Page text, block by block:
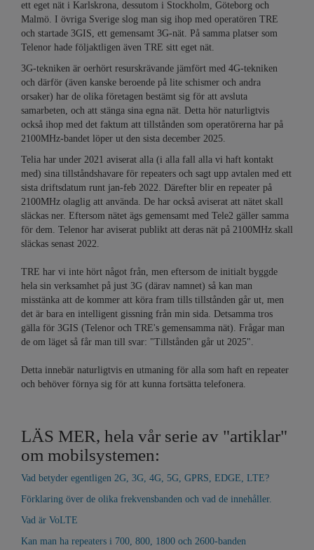
ett eget nät i Karlskrona, dessutom i Stockholm, Göteborg och
Malmö. I övriga Sverige slog man sig ihop med operatören TRE
och startade 3GIS, ett gemensamt 3G-nät. På samma platser som
Telenor hade följaktligen även TRE sitt eget nät.
3G-tekniken är oerhört resurskrävande jämfört med 4G-tekniken
och därför (även kanske beroende på lite schismer och andra
orsaker) har de olika företagen bestämt sig för att avsluta
samarbeten, och att stänga sina egna nät. Detta hör naturligtvis
också ihop med det faktum att tillstånden som operatörerna har på
2100MHz-bandet löper ut den sista december 2025.
Telia har under 2021 aviserat alla (i alla fall alla vi haft kontakt
med) sina tillståndshavare för repeaters och sagt upp avtalen med ett
sista driftsdatum runt jan-feb 2022. Därefter blir en repeater på
2100MHz olaglig att använda. De har också aviserat att nätet skall
släckas ner. Eftersom nätet ägs gemensamt med Tele2 gäller samma
för dem. Telenor har aviserat publikt att deras nät på 2100MHz skall
släckas senast 2022.
TRE har vi inte hört något från, men eftersom de initialt byggde
hela sin verksamhet på just 3G (därav namnet) så kan man
misstänka att de kommer att köra fram tills tillstånden går ut, men
det är bara en intelligent gissning från min sida. Detsamma tros
gälla för 3GIS (Telenor och TRE's gemensamma nät). Frågar man
de om läget så får man till svar: "Tillstånden går ut 2025".
Detta innebär naturligtvis en utmaning för alla som haft en repeater
och behöver förnya sig för att kunna fortsätta telefonera.
LÄS MER, hela vår serie av "artiklar"
om mobilsystemen:
Vad betyder egentligen 2G, 3G, 4G, 5G, GPRS, EDGE, LTE?
Förklaring över de olika frekvensbanden och vad de innehåller.
Vad är VoLTE
Kan man ha repeaters i 700, 800, 1800 och 2600-banden